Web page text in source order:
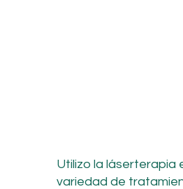
Utilizo la láserterapia
variedad de